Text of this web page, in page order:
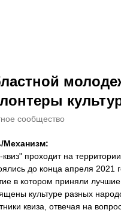
сообщество
Механизм:
квиз" проходит на
до конца апреля 2021
в котором приняли
культуре разных
квиза, отвечая на